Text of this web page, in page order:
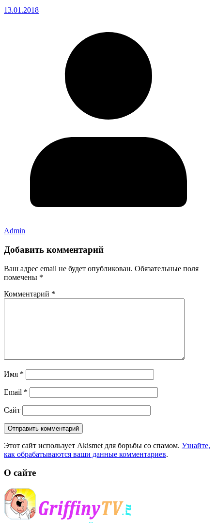
13.01.2018
Admin
Добавить комментарий
Ваш адрес email не будет опубликован. Обязательные поля
помечены *
Комментарий *
Имя *
Email *
Сайт
Этот сайт использует Akismet для борьбы со спамом. Узнайте,
как обрабатываются ваши данные комментариев.
О сайте